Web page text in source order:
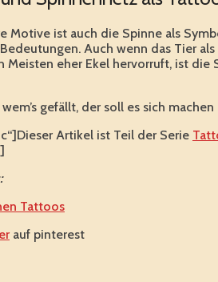
Motive ist auch die Spinne als
Auch wenn das Tier als
Meisten eher Ekel hervorruft, ist
gefällt, der soll es sich machen
Artikel ist Teil der Serie
Tattoos
auf pinterest